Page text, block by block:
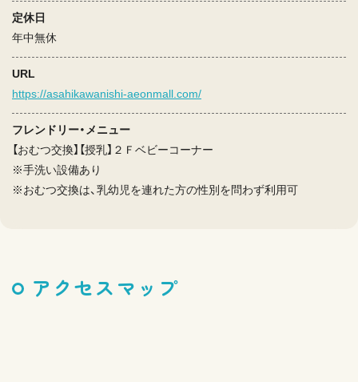
定休日
年中無休
URL
https://asahikawanishi-aeonmall.com/
フレンドリー・メニュー
【おむつ交換】【授乳】２Ｆベビーコーナー
※手洗い設備あり
※おむつ交換は、乳幼児を連れた方の性別を問わず利用可
アクセスマップ